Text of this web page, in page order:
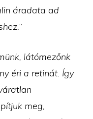
áradata ad
”
látómezőnk
éri a retinát. Így
meg,